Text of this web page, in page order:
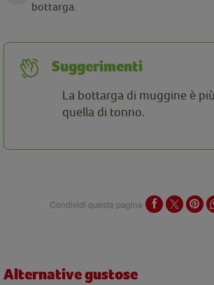
bottarga.
Suggerimenti
La bottarga di muggine è
quella di tonno.
Condividi questa pagina
Alternative gustose